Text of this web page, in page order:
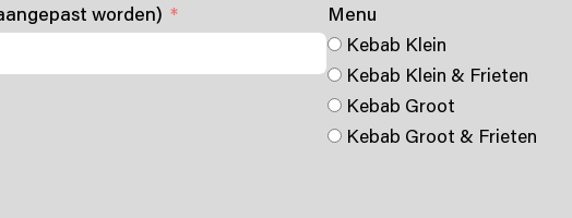
worden)
Menu
Kebab Klein
Kebab Klein & Frieten
Kebab Groot
Kebab Groot & Frieten